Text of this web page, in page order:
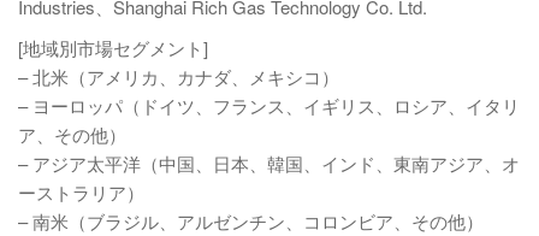
Industries、Shanghai Rich Gas Technology Co. Ltd.
[地域別市場セグメント]
– 北米（アメリカ、カナダ、メキシコ）
– ヨーロッパ（ドイツ、フランス、イギリス、ロシア、イタリ
ア、その他）
– アジア太平洋（中国、日本、韓国、インド、東南アジア、オ
ーストラリア）
– 南米（ブラジル、アルゼンチン、コロンビア、その他）